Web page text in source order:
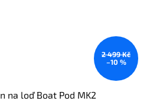
2 499 Kč
–10 %
na loď Boat Pod MK2